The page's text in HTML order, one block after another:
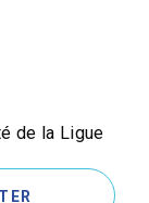
de la Ligue